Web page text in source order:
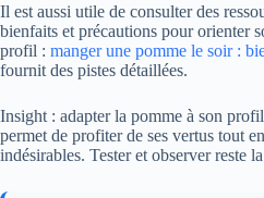
Il est aussi utile de consulter des
bienfaits et précautions pour orienter
profil : manger une pomme le soir :
fournit des pistes détaillées.
Insight : adapter la pomme à son
permet de profiter de ses vertus tout
indésirables. Tester et observer reste